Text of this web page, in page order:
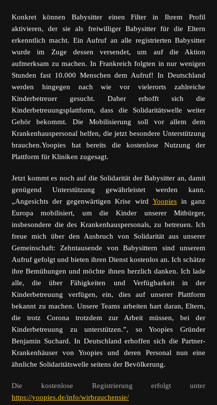
Konkret können Babysitter einen Filter in Ihrem Profil
aktivieren, der sie als freiwilliger Babysitter für die Eltern
erkenntlich macht. Ein Aufruf an alle registrierten Babysitter
wurde im Zuge dessen versendet, um auf die Aktion
aufmerksam zu machen. In Frankreich folgten in nur wenigen
Stunden fast 10.000 Menschen dem Aufruf! In Deutschland
werden hingegen nach wie vor vielerorts zahlreiche
Kinderbetreuer gesucht. Daher erhofft sich die
Kinderbetreuungsplattform, dass die Solidaritätswelle weiter
Gehör bekommt. Die Mobilisierung soll vor allem dem
Krankenhauspersonal helfen, die jetzt besondere Unterstützung
brauchen.Yoopies hat bereits die kostenlose Nutzung der
Plattform für Kliniken zugesagt.
Jetzt kommt es noch auf die Solidarität der Babysitter an, damit
genügend Unterstützung gewährleistet werden kann.
„Angesichts der gegenwärtigen Krise wirdYoopies in ganz
Europa mobilisiert, um die Kinder unserer Mitbürger,
insbesondere die des Krankenhauspersonals, zu betreuen. Ich
freue mich über den Ausbruch von Solidarität aus unserer
Gemeinschaft: Zehntausende von Babysittern sind unserem
Aufruf gefolgt und bieten ihren Dienst kostenlos an. Ich schätze
ihre Bemühungen und möchte ihnen herzlich danken. Ich lade
alle, die über Fähigkeiten und Verfügbarkeit in der
Kinderbetreuung verfügen, ein, dies auf unserer Plattform
bekannt zu machen. Unsere Teams arbeiten hart daran, Eltern,
die trotz Corona trotzdem zur Arbeit müssen, bei der
Kinderbetreuung zu unterstützen.”, so Yoopies Gründer
Benjamin Suchard. In Deutschland erhoffen sich die Partner-
Krankenhäuser von Yoopies und deren Personal nun eine
ähnliche Solidaritätswelle seitens der Bevölkerung.
Die kostenlose Registrierung erfolgt unter
https://yoopies.de/info/wirbrauchensie/